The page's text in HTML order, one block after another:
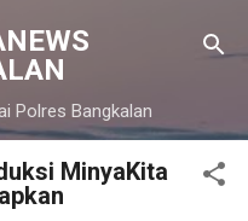
utama
Polres Bangkalan
MinyaKita